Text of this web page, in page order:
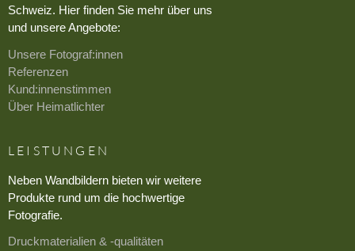
Schweiz. Hier finden Sie mehr über uns
und unsere Angebote:
Unsere Fotograf:innen
Referenzen
Kund:innenstimmen
Über Heimatlichter
LEISTUNGEN
Neben Wandbildern bieten wir weitere
Produkte rund um die hochwertige
Fotografie.
Druckmaterialien & -qualitäten